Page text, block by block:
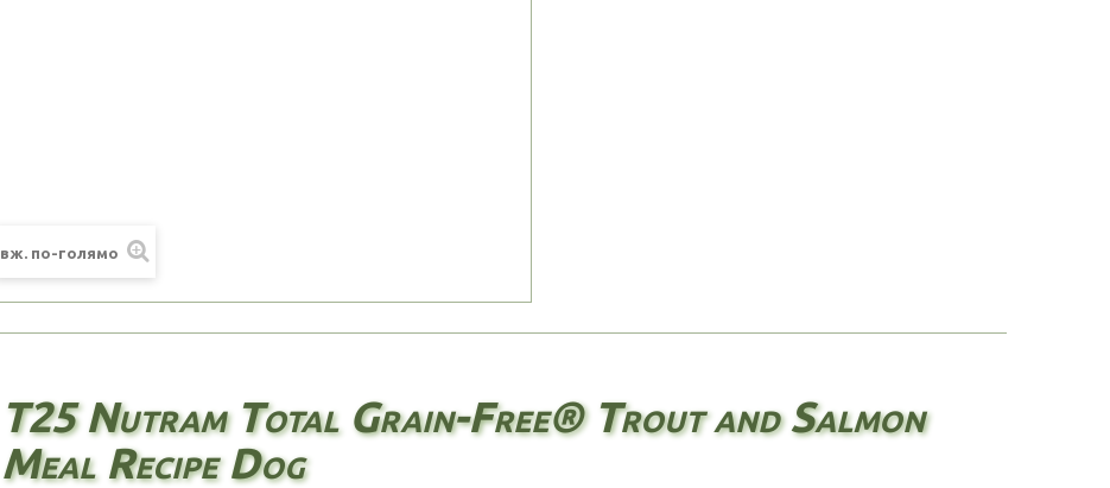
вж. по-голямо
T25 Nutram Total Grain-Free® Trout and Salmon
Meal Recipe Dog